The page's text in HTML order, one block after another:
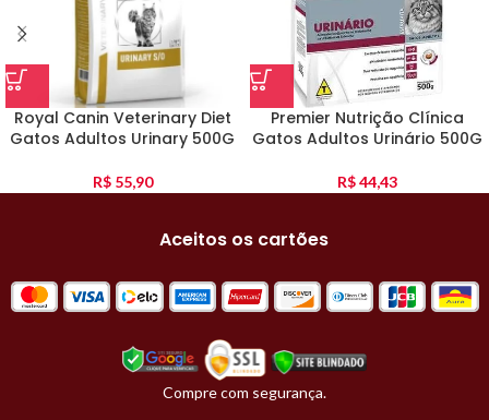
Royal Canin Veterinary Diet
Gatos Adultos Urinary 500G
R$55,90
Premier Nutrição Clínica
Gatos Adultos Urinário 500G
R$44,43
Aceitos os cartões
Compre com segurança.